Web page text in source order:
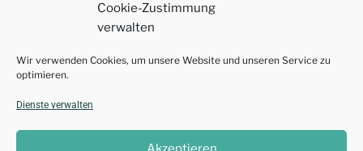
Cookie-Zustimmung
verwalten
Wir verwenden Cookies, um unsere Website und unseren Service zu
optimieren.
Dienste verwalten
Am Schwarzen Meer 119
28205 Bremen
Suche